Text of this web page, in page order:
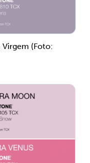
Virgem (Foto: